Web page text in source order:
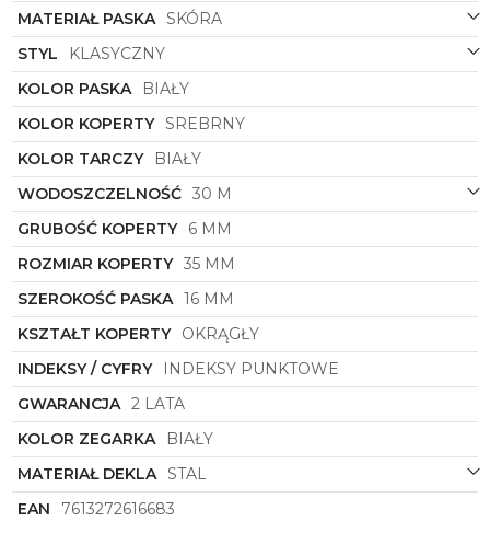
To nie tylko praktyczne narzędzie do mierzenia
czasu, ale także wyrafinowany dodatek, który
podkreśli indywidualny styl każdej kobiety.
Hilfiger 1782765to propozycja dla osób ceniących
sobie klasykę, jakość i precyzję wykonania.
MATERIAŁ PASKA SKÓRA
STYL
KLASYCZNY
KOLOR PASKA
BIAŁY
KOLOR KOPERTY SREBRNY
KOLOR TARCZY
BIAŁY
WODOSZCZELNOŚĆ 30 M
GRUBOŚĆ KOPERTY 6 MM
ROZMIAR KOPERTY 35 MM
SZEROKOŚĆ PASKA 16 MM
KSZTAŁT KOPERTY OKRĄGŁY
INDEKSY / CYFRY
INDEKSY PUNKTOWE
GWARANCJA 2 LATA
KOLOR ZEGARKA
BIAŁY
MATERIAŁ DEKLA STAL
EAN
7613272616683